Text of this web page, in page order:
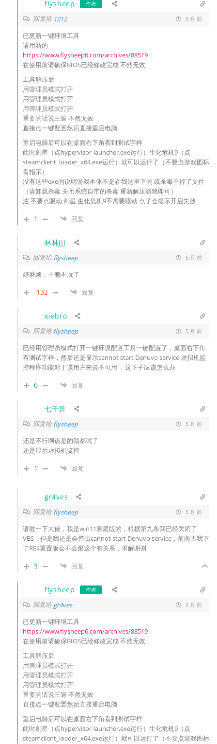
flysheep 作者
回复给 1212 5 月 前
已更新一键环境工具
请用新的
https://www.flysheep6.com/archives/88519
在使用前请确保BIOS已经修改完成 不然无效
工具解压后
用管理员模式打开
用管理员模式打开
用管理员模式打开
重要的话说三遍 不然无效
直接点一键配置然后直接重启电脑
重启电脑后可以在桌面右下角看到测试字样
此时剑星（点hypervisor-launcher.exe运行）生化危机9（点
steamclient_loader_x64.exe运行）就可以运行了（不要点游戏图标
看指示）
没有这些exe的说明游戏本体不是在我这里下的 或杀毒干掉了文件
（请卸载杀毒 关闭系统自带的杀毒 重新解压游戏即可）
注 不要点驱动 剑星 生化危机9不需要驱动 点了会提示开启失败
1 回复
林林jjj
回复给flysheep 5 月 前
好麻烦，干脆不玩了
-132 回复
xiebro
回复给flysheep 5 月 前
已经用管理员模式打开一键环境配置工具一键配置了，桌面右下角
有测试字样，然后还是显示cannot start Denuvo service 虚拟机监
控程序功能对于该用户来说不可用 ，这下子应该怎么办
6 回复
七千异
回复给flysheep 5 月 前
还是不行啊该是的我都试了
还是显示虚拟机监控
1 回复
gr4ves
回复给flysheep 5 月 前
请教一下大佬，我是win11家庭版的，根据第九条我已经关闭了
VBS，但是我还是会弹出cannot start Denuvo service，前两天我下
了RE4重置版会不会跟这个有关系，求解谢谢
3 回复
flysheep 作者
回复给gr4ves 5 月 前
已更新一键环境工具
https://www.flysheep6.com/archives/88519
在使用前请确保BIOS已经修改完成 不然无效
工具解压后
用管理员模式打开
用管理员模式打开
用管理员模式打开
重要的话说三遍 不然无效
直接点一键配置然后直接重启电脑
重启电脑后可以在桌面右下角看到测试字样
此时剑星（点hypervisor-launcher.exe运行）生化危机9（点
steamclient_loader_x64.exe运行）就可以运行了（不要点游戏图标